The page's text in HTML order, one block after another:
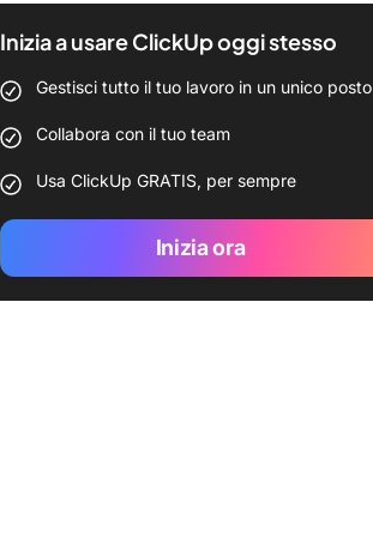
Inizia a usare ClickUp oggi stesso
Gestisci tutto il tuo lavoro in un unico posto
Collabora con il tuo team
Usa ClickUp GRATIS, per sempre
Inizia ora